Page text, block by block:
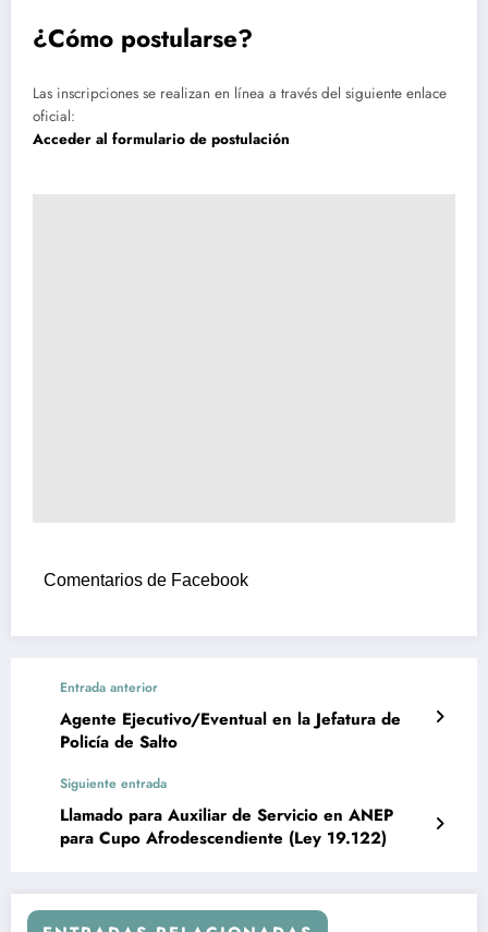
¿Cómo postularse?
Las inscripciones se realizan en línea a través del siguiente enlace
oficial:
Acceder al formulario de postulación
Comentarios de Facebook
Entrada anterior
Agente Ejecutivo/Eventual en la Jefatura de
Policía de Salto
Siguiente entrada
Llamado para Auxiliar de Servicio en ANEP
para Cupo Afrodescendiente (Ley 19.122)